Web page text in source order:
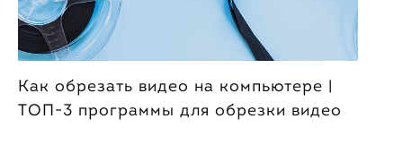
Как обрезать видео на компьютере |
ТОП-3 программы для обрезки видео